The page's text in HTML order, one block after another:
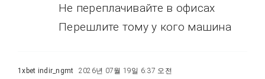
Не переплачивайте в офисах
Перешлите тому у кого машина
1xbet indir_ngmt 2026년 07월 19일 6:37 오전